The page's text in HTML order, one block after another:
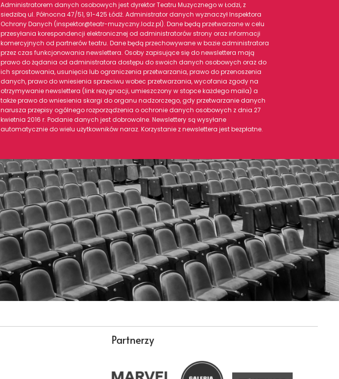
Administratorem danych osobowych jest dyrektor Teatru Muzycznego w Łodzi, z
siedzibą ul. Północna 47/51, 91-425 Łódź. Administrator danych wyznaczył Inspektora
Ochrony Danych (inspektor@teatr-muzyczny.lodz.pl). Dane będą przetwarzane w celu
przesyłania korespondencji elektronicznej od administratorów strony oraz informacji
komercyjnych od partnerów teatru. Dane będą przechowywane w bazie administratora
przez czas funkcjonowania newslettera. Osoby zapisujące się do newslettera mają
prawo do żądania od administratora dostępu do swoich danych osobowych oraz do
ich sprostowania, usunięcia lub ograniczenia przetwarzania, prawo do przenoszenia
danych, prawo do wniesienia sprzeciwu wobec przetwarzania, wycofania zgody na
otrzymywanie newslettera (link rezygnacji, umieszczony w stopce każdego maila) a
także prawo do wniesienia skargi do organu nadzorczego, gdy przetwarzanie danych
narusza przepisy ogólnego rozporządzenia o ochronie danych osobowych z dnia 27
kwietnia 2016 r. Podanie danych jest dobrowolne. Newslettery są wysyłane
automatycznie do wielu użytkowników naraz. Korzystanie z newslettera jest bezpłatne.
Partnerzy